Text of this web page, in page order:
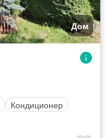
Дом
Кондиционер